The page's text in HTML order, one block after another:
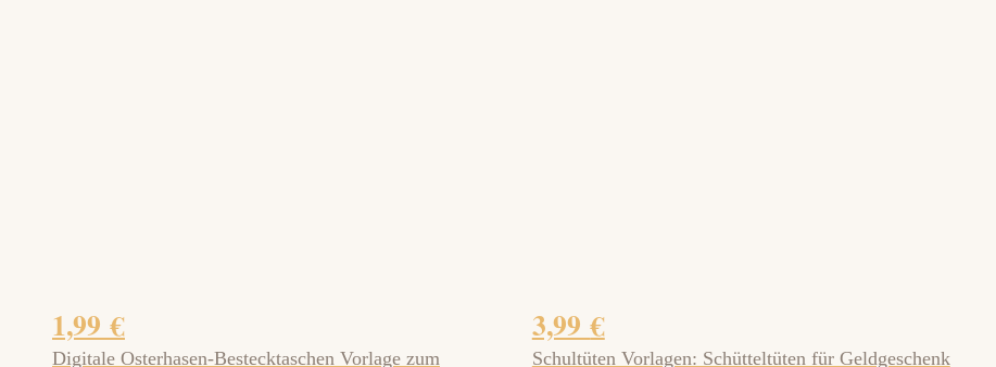
1,99€
Digitale Osterhasen-Bestecktaschen Vorlage zum
3,99€
Schultüten Vorlagen: Schütteltüten für Geldgeschenk